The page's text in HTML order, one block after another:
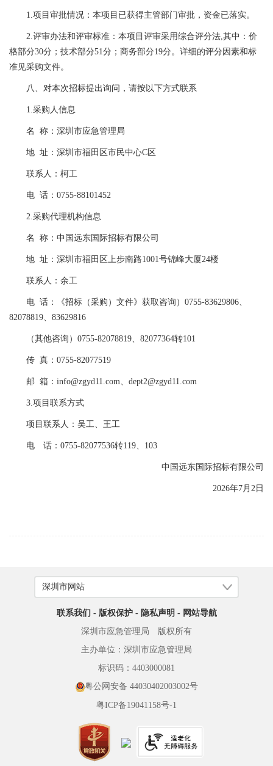
1.项目审批情况：本项目已获得主管部门审批，资金已落实。
2.评审办法和评审标准：本项目评审采用综合评分法,其中：价
格部分30分；技术部分51分；商务部分19分。详细的评分因素和标
准见采购文件。
八、对本次招标提出询问，请按以下方式联系
1.采购人信息
名 称：深圳市应急管理局
地 址：深圳市福田区市民中心C区
联系人：柯工
电 话：0755-88101452
2.采购代理机构信息
名 称：中国远东国际招标有限公司
地 址：深圳市福田区上步南路1001号锦峰大厦24楼
联系人：余工
电 话：《招标（采购）文件》获取咨询）0755-83629806、
82078819、83629816
（其他咨询）0755-82078819、82077364转101
传 真：0755-82077519
邮 箱：info@zgyd11.com、dept2@zgyd11.com
3.项目联系方式
项目联系人：吴工、王工
电 话：0755-82077536转119、103
中国远东国际招标有限公司
2026年7月2日
联系我们 - 版权保护- 隐私声明 - 网站导航
深圳市应急管理局 版权所有
主办单位：深圳市应急管理局
标识码：4403000081
粤公网安备 44030402003002号
粤ICP备19041158号-1